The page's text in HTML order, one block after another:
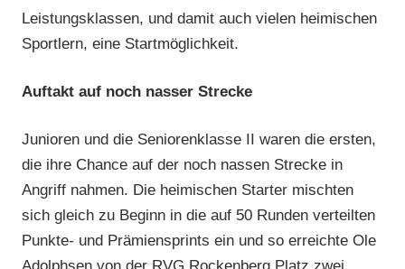
Leistungsklassen, und damit auch vielen heimischen
Sportlern, eine Startmöglichkeit.
Auftakt auf noch nasser Strecke
Junioren und die Seniorenklasse II waren die ersten,
die ihre Chance auf der noch nassen Strecke in
Angriff nahmen. Die heimischen Starter mischten
sich gleich zu Beginn in die auf 50 Runden verteilten
Punkte- und Prämiensprints ein und so erreichte Ole
Adolphsen von der RVG Rockenberg Platz zwei